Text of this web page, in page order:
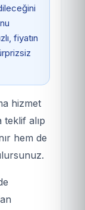
fiyatın
hizmet
alıp
hem de